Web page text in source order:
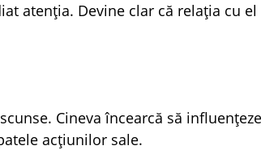
atenția. Devine clar că relația cu el
Cineva încearcă să
acțiunilor sale.